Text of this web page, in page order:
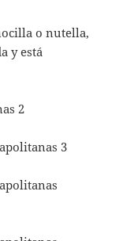
o nutella,
y está